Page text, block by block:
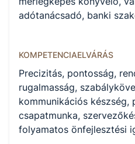
adótanácsadó, banki
KOMPETENCIAELVÁRÁS
Precizitás, pontosság,
rugalmasság,
kommunikációs készség,
csapatmunka,
folyamatos önfejlesztési